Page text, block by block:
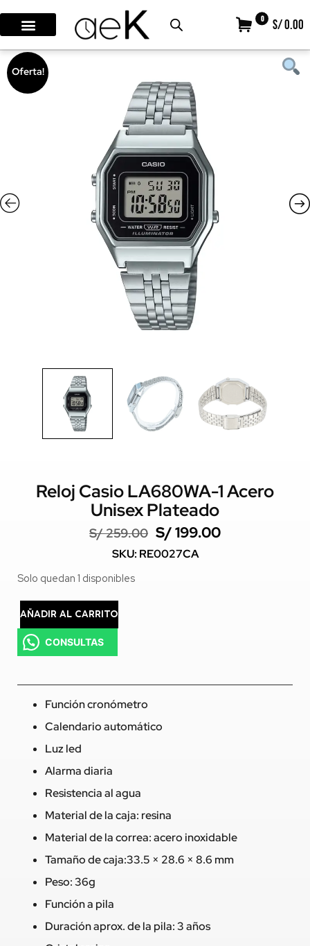
0 S/ 0.00
Oferta!
Reloj Casio LA680WA-1 Acero
Unisex Plateado
S/259.00 S/199.00
SKU: RE0027CA
Solo quedan 1 disponibles
AÑADIR AL CARRITO
CONSULTAS
Función cronómetro
Calendario automático
Luz led
Alarma diaria
Resistencia al agua
Material de la caja: resina
Material de la correa: acero inoxidable
Tamaño de caja:33.5 × 28.6 × 8.6 mm
Peso: 36g
Función a pila
Duración aprox. de la pila: 3 años